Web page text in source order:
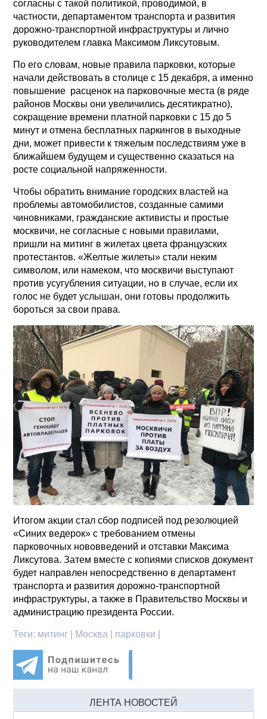
согласны с такой политикой, проводимой, в
частности, департаментом транспорта и развития
дорожно-транспортной инфраструктуры и лично
руководителем главка Максимом Ликсутовым.
По его словам, новые правила парковки, которые
начали действовать в столице с 15 декабря, а именно
повышение расценок на парковочные места (в ряде
районов Москвы они увеличились десятикратно),
сокращение времени платной парковки с 15 до 5
минут и отмена бесплатных паркингов в выходные
дни, может привести к тяжелым последствиям уже в
ближайшем будущем и существенно сказаться на
росте социальной напряженности.
Чтобы обратить внимание городских властей на
проблемы автомобилистов, созданные самими
чиновниками, гражданские активисты и простые
москвичи, не согласные с новыми правилами,
пришли на митинг в жилетах цвета французских
протестантов. «Желтые жилеты» стали неким
символом, или намеком, что москвичи выступают
против усугубления ситуации, но в случае, если их
голос не будет услышан, они готовы продолжить
бороться за свои права.
Итогом акции стал сбор подписей под резолюцией
«Синих ведерок» с требованием отмены
парковочных нововведений и отставки Максима
Ликсутова. Затем вместе с копиями списков документ
будет направлен непосредственно в департамент
транспорта и развития дорожно-транспортной
инфраструктуры, а также в Правительство Москвы и
администрацию президента России.
Теги: митинг | Москва | парковки |
ЛЕНТА НОВОСТЕЙ